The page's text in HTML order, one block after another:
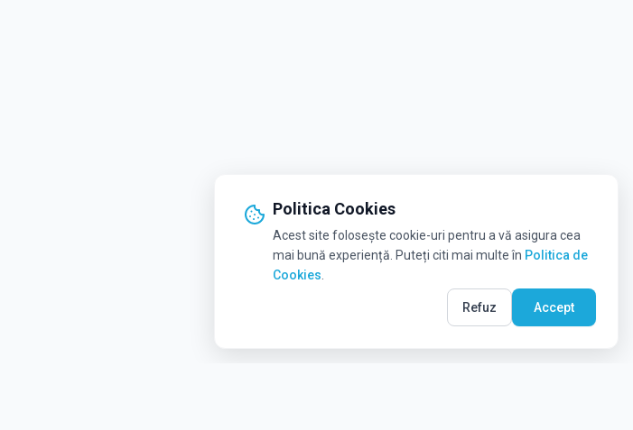
Politica Cookies
Acest site folosește cookie-uri pentru a vă asigura cea
mai bună experiență. Puteți citi mai multe în Politica de
Cookies
Refuz Accept